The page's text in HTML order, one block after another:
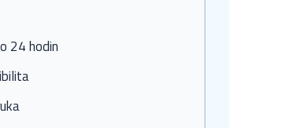
24 hodin